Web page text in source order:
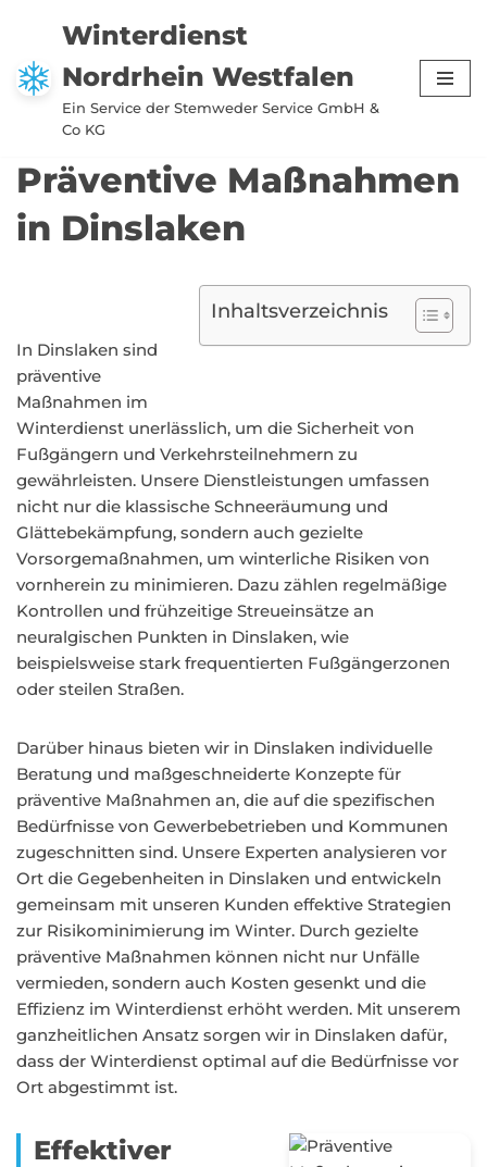
Zum
Inhalt
springen
Winterdienst
Nordrhein Westfalen
Ein Service der Stemweder Service GmbH &
Co KG
Präventive Maßnahmen
in Dinslaken
Inhaltsverzeichnis
In Dinslaken sind
präventive
Maßnahmen im
Winterdienst unerlässlich, um die Sicherheit von
Fußgängern und Verkehrsteilnehmern zu
gewährleisten. Unsere Dienstleistungen umfassen
nicht nur die klassische Schneeräumung und
Glättebekämpfung, sondern auch gezielte
Vorsorgemaßnahmen, um winterliche Risiken von
vornherein zu minimieren. Dazu zählen regelmäßige
Kontrollen und frühzeitige Streueinsätze an
neuralgischen Punkten in Dinslaken, wie
beispielsweise stark frequentierten Fußgängerzonen
oder steilen Straßen.
Darüber hinaus bieten wir in Dinslaken individuelle
Beratung und maßgeschneiderte Konzepte für
präventive Maßnahmen an, die auf die spezifischen
Bedürfnisse von Gewerbebetrieben und Kommunen
zugeschnitten sind. Unsere Experten analysieren vor
Ort die Gegebenheiten in Dinslaken und entwickeln
gemeinsam mit unseren Kunden effektive Strategien
zur Risikominimierung im Winter. Durch gezielte
präventive Maßnahmen können nicht nur Unfälle
vermieden, sondern auch Kosten gesenkt und die
Effizienz im Winterdienst erhöht werden. Mit unserem
ganzheitlichen Ansatz sorgen wir in Dinslaken dafür,
dass der Winterdienst optimal auf die Bedürfnisse vor
Ort abgestimmt ist.
Effektiver